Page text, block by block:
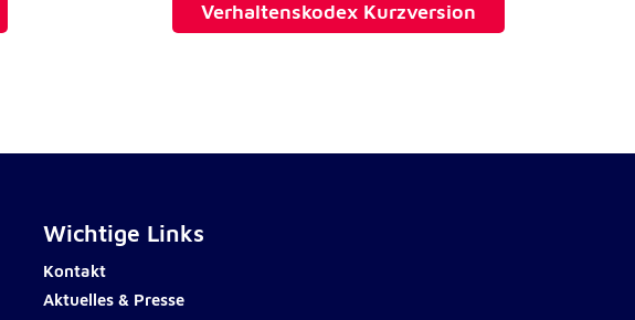
Verhaltenskodex Kurzversion
Wichtige Links
Kontakt
Aktuelles & Presse